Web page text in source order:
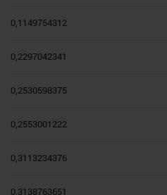
0,1149754312
0,2297042341
0,2530598375
0,2553001222
0,3113234376
0,3138763651